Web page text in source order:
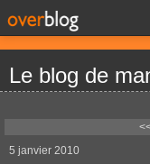
Le blog de
5 janvier 2010